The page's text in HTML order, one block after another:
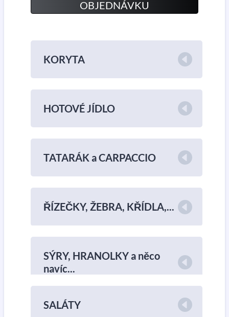
OBJEDNÁVKU
KORYTA
HOTOVÉ JÍDLO
TATARÁK a CARPACCIO
ŘÍZEČKY, ŽEBRA, KŘÍDLA,...
SÝRY, HRANOLKY a něco
navíc...
SALÁTY